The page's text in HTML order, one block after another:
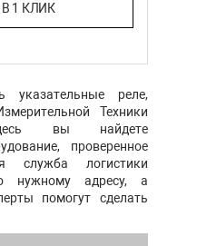
1 КЛИК
указательные реле,
Техники
вы найдете
проверенное
служба логистики
нужному адресу, а
помогут сделать